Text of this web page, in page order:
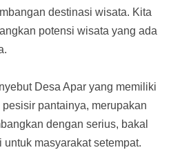
destinasi wisata. Kita
potensi wisata yang ada
Desa Apar yang memiliki
pantainya, merupakan
dengan serius, bakal
masyarakat setempat.